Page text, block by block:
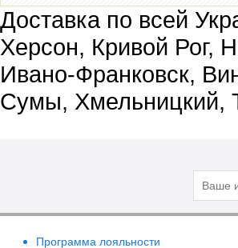
Доставка по всей
Херсон, Кривой Рог,
Ивано-Франковск,
Сумы, Хмельницкий,
Программа лояльности